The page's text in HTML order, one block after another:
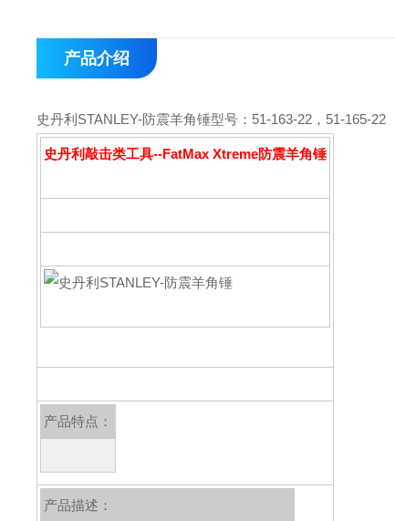
产品介绍
史丹利STANLEY-防震羊角锤型号：51-163-22，51-165-22
史丹利敲击类工具--FatMax Xtreme防震羊角锤
产品特点：
产品描述：